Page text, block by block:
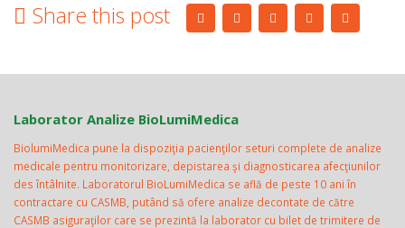
Share this post
Laborator Analize BioLumiMedica
BiolumiMedica pune la dispoziţia pacienţilor seturi complete de analize
medicale pentru monitorizare, depistarea şi diagnosticarea afecţiunilor
des întâlnite. Laboratorul BioLumiMedica se află de peste 10 ani în
contractare cu CASMB, putând să ofere analize decontate de către
CASMB asiguraţilor care se prezintă la laborator cu bilet de trimitere de